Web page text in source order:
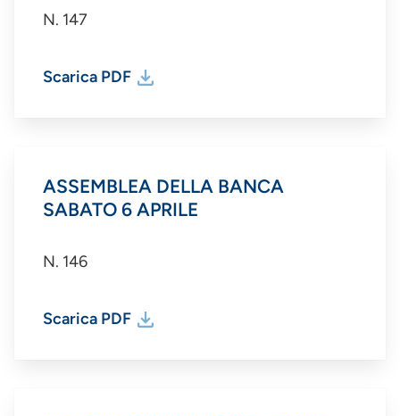
N. 147
Scarica PDF
ASSEMBLEA DELLA BANCA
SABATO 6 APRILE
N. 146
Scarica PDF